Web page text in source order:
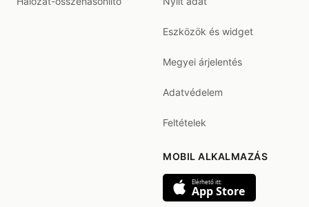
Eszközök és widget
Megyei árjelentés
Adatvédelem
Feltételek
MOBIL ALKALMAZÁS
Elérhető itt:
App Store